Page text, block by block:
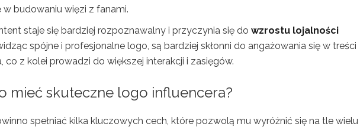
budowaniu więzi z fanami.
staje się bardziej rozpoznawalny i przyczynia się do wzrostu lojalności
spójne i profesjonalne logo, są bardziej skłonni do angażowania się w treści
co z kolei prowadzi do większej interakcji i zasięgów.
mieć skuteczne logo influencera?
spełniać kilka kluczowych cech, które pozwolą mu wyróżnić się na tle wielu